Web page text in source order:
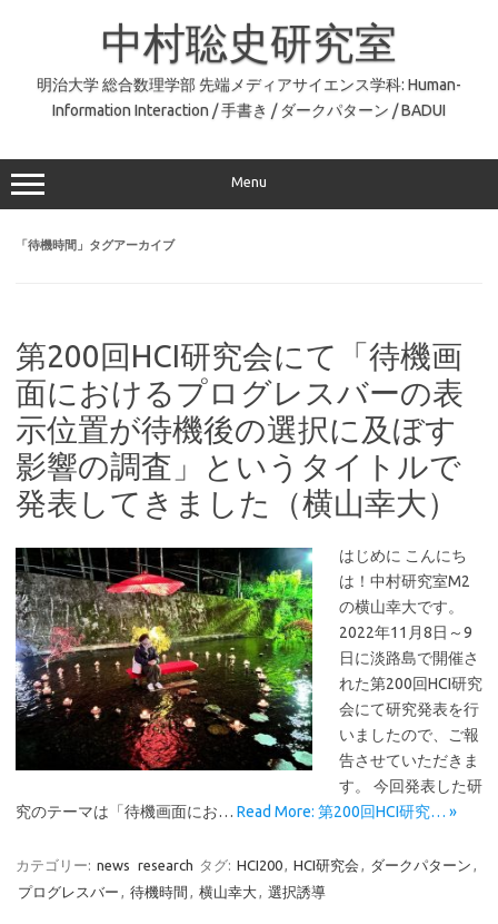
中村聡史研究室
明治大学 総合数理学部 先端メディアサイエンス学科: Human-
Information Interaction / 手書き / ダークパターン / BADUI
Menu
「待機時間 」タグアーカイブ
第200回HCI研究会にて「待機画
面におけるプログレスバーの表
示位置が待機後の選択に及ぼす
影響の調査」というタイトルで
発表してきました（横山幸大）
はじめに こんにち
は！中村研究室M2
の横山幸大です。
2022年11月8日～9
日に淡路島で開催さ
れた第200回HCI研究
会にて研究発表を行
いましたので、ご報
告させていただきま
す。 今回発表した研
究のテーマは「待機画面にお… Read More: 第200回HCI研究… »
カテゴリー: news research タグ: HCI200, HCI研究会 , ダークパターン ,
プログレスバー , 待機時間 , 横山幸大, 選択誘導